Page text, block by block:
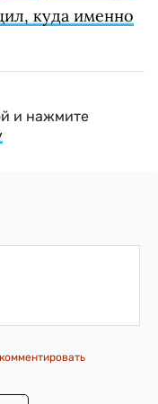
куда именно
и нажмите